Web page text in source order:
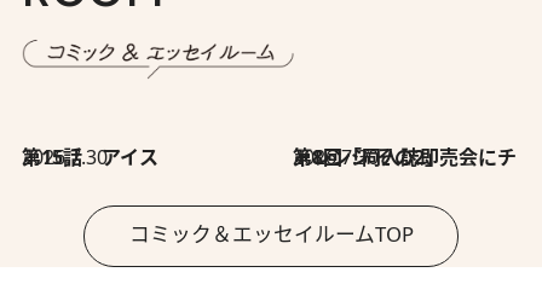
2026.7.30
第15話 アイス 2026.7.30
第8回「同人誌即売会にチャレンジ その2」
コミック＆エッセイルームTOP